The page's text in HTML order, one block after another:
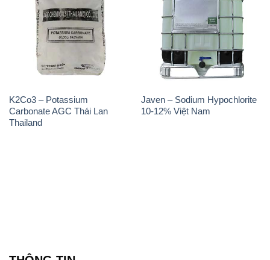
K2Co3 – Potassium
Carbonate AGC Thái Lan
Thailand
Javen – Sodium Hypochlorite
10-12% Việt Nam